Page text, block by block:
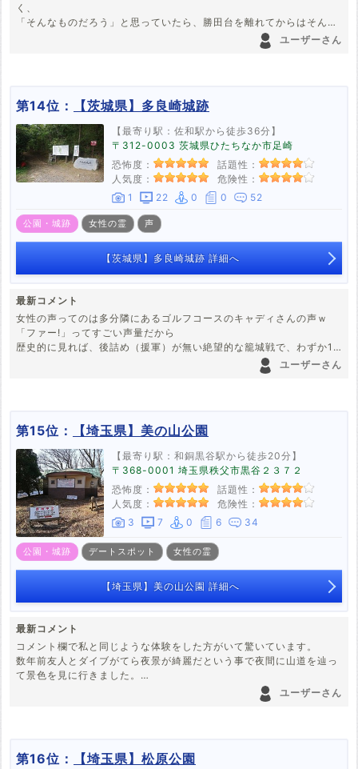
く、
「そんなものだろう」と思っていたら、勝田台を離れてからはそんな
勝田台が悪いのだろうと思っていました。そしてなんとなく、米本城
すね。おそらく実家があるところは元沼地で死体が大量に捨てられた
のだろうと思います。
実家の土地を買った父の出身地が比企郡であることも、なにかの因縁
かと思いました。
ユーザーさん
第14位： 【茨城県】多良崎城跡
【最寄り駅：佐和駅から徒歩36分】
〒312-0003 茨城県ひたちなか市足崎
恐怖度：
話題性：
人気度：
危険性：
1
22 0 0 52
公園・城跡 女性の霊 声
【茨城県】多良崎城跡 詳細へ
最新コメント
女性の声ってのは多分隣にあるゴルフコースのキャディさんの声ｗ
「ファー!」ってすごい声量だから
歴史的に見れば、後詰め（援軍）が無い絶望的な籠城戦で、わずか1
ユーザーさん
第15位： 【埼玉県】美の山公園
【最寄り駅：和銅黒谷駅から徒歩20分】
〒368-0001 埼玉県秩父市黒谷２３７２
恐怖度：
話題性：
人気度：
危険性：
3
7 0 6 34
公園・城跡 デートスポット 女性の霊
【埼玉県】美の山公園 詳細へ
最新コメント
コメント欄で私と同じような体験をした方がいて驚いています。
数年前友人とダイブがてら夜景が綺麗だという事で夜間に山道を辿っ
て景色を見に行きました。
ついたら私達以外にも40代？50代？の方達がいたので"夜景が有名な
所なんだなー"と夜景も見終り帰ろうとしたのですが、トイレに行き
すが、物音もなく静かだった事に違和感を感じ"ちょっと怖くな
ユーザーさん
第16位： 【埼玉県】松原公園